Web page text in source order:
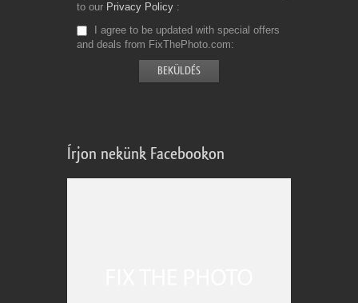
to our Privacy Policy
I agree to be updated with special offers
and deals from FixThePhoto.com
Írjon nekünk Facebookon